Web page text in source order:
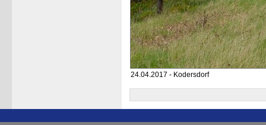
24.04.2017 - Kodersdorf